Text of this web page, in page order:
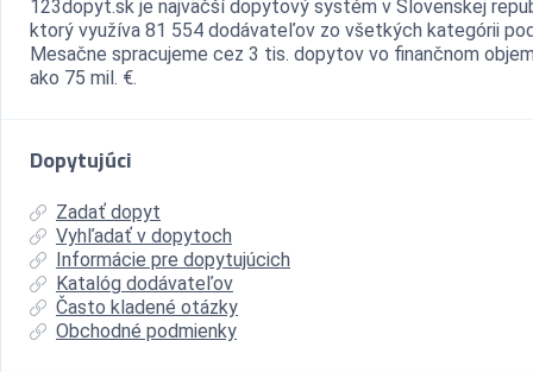
123dopyt.sk je najväčší dopytový systém v Slovenskej
ktorý využíva 81 554 dodávateľov zo všetkých kategórii
Mesačne spracujeme cez 3 tis. dopytov vo finančnom
ako 75 mil. €.
Dopytujúci
Zadať dopyt
Vyhľadať v dopytoch
Informácie pre dopytujúcich
Katalóg dodávateľov
Často kladené otázky
Obchodné podmienky